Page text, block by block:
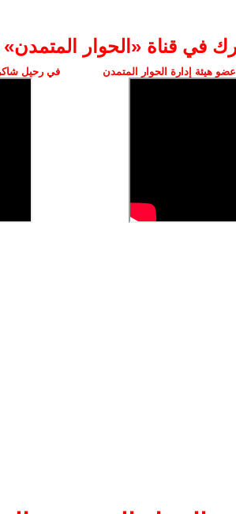
في قناة ‫«الحوار
هيئة إدارة الحوار المتمدن في رحيل